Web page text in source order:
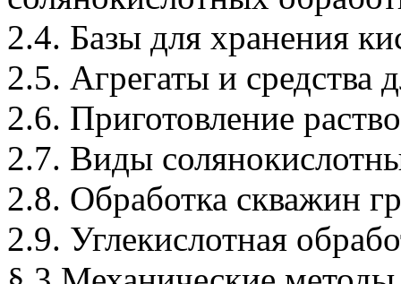
2.4. Базы для хранения
2.5. Агрегаты и средства
2.6. Приготовление
2.7. Виды
2.8. Обработка скважин
2.9. Углекислотная